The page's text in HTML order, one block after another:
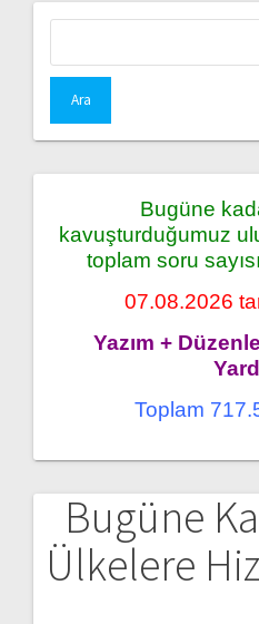
Bugüne
kavuşturduğumuz
toplam soru
07.08.2026
Yazım +
Toplam
Bugüne
Ülkelere